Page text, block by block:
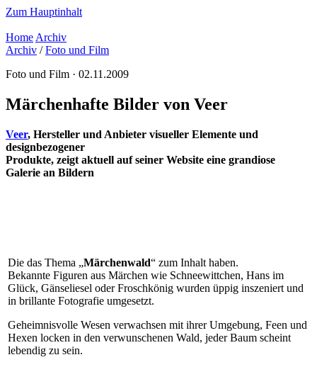
Zum Hauptinhalt
Home Archiv
Archiv /Foto und Film
Foto und Film · 02.11.2009
Märchenhafte Bilder von Veer
Veer, Hersteller und Anbieter visueller Elemente und
designbezogener
Produkte, zeigt aktuell auf seiner Website eine grandiose
Galerie an Bildern
Die das Thema „Märchenwald“ zum Inhalt haben.
Bekannte Figuren aus Märchen wie Schneewittchen, Hans im
Glück, Gänseliesel oder Froschkönig wurden üppig inszeniert und
in brillante Fotografie umgesetzt.
Geheimnisvolle Wesen verwachsen mit ihrer Umgebung, Feen und
Hexen locken in den verwunschenen Wald, jeder Baum scheint
lebendig zu sein.